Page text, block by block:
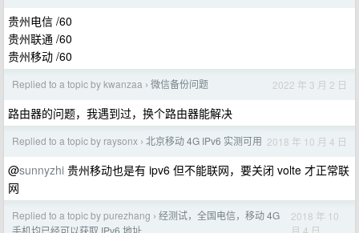
贵州电信 /60
贵州联通 /60
贵州移动 /60
Replied to a topic by kwanzaa › 微信备份问题 2022 年 3 月 2 日
路由器的问题，我遇到过，换个路由器能解决
Replied to a topic by raysonx › 北京移动 4G IPv6 实测可用 2018 年 10 月 4 日
@sunnyzhi 贵州移动也是有 ipv6 但不能联网，要关闭 volte 才正常联
网
Replied to a topic by purezhang › 经测试，全国电信，移动 4G
手机均已经可以获取 IPv6 地址
2018 年 10
月 4 日